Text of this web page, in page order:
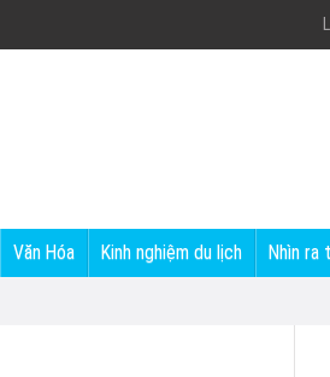
Văn Hóa Kinh nghiệm du lịch Nhìn ra